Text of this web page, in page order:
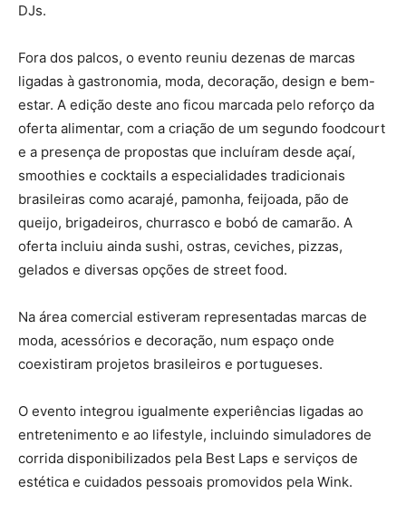
DJs.
Fora dos palcos, o evento reuniu dezenas de marcas
ligadas à gastronomia, moda, decoração, design e bem-
estar. A edição deste ano ficou marcada pelo reforço da
oferta alimentar, com a criação de um segundo foodcourt
e a presença de propostas que incluíram desde açaí,
smoothies e cocktails a especialidades tradicionais
brasileiras como acarajé, pamonha, feijoada, pão de
queijo, brigadeiros, churrasco e bobó de camarão. A
oferta incluiu ainda sushi, ostras, ceviches, pizzas,
gelados e diversas opções de street food.
Na área comercial estiveram representadas marcas de
moda, acessórios e decoração, num espaço onde
coexistiram projetos brasileiros e portugueses.
O evento integrou igualmente experiências ligadas ao
entretenimento e ao lifestyle, incluindo simuladores de
corrida disponibilizados pela Best Laps e serviços de
estética e cuidados pessoais promovidos pela Wink.